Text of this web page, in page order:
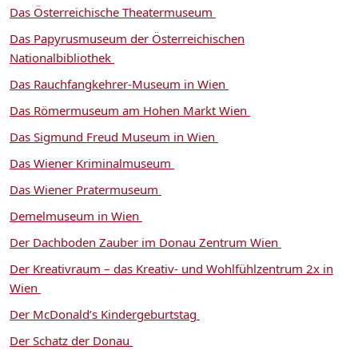
Das Österreichische Theatermuseum
Das Papyrusmuseum der Österreichischen
Nationalbibliothek
Das Rauchfangkehrer-Museum in Wien
Das Römermuseum am Hohen Markt Wien
Das Sigmund Freud Museum in Wien
Das Wiener Kriminalmuseum
Das Wiener Pratermuseum
Demelmuseum in Wien
Der Dachboden Zauber im Donau Zentrum Wien
Der Kreativraum – das Kreativ- und Wohlfühlzentrum 2x in
Wien
Der McDonald’s Kindergeburtstag
Der Schatz der Donau